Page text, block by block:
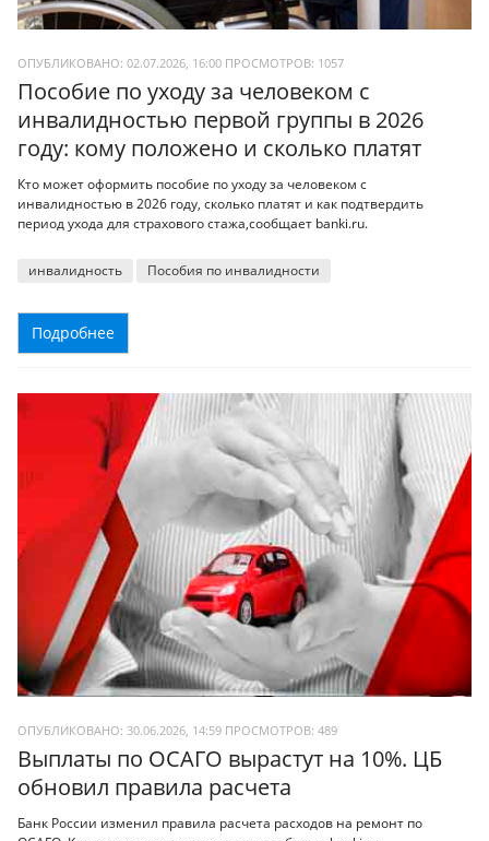
ОПУБЛИКОВАНО: 02.07.2026, 16:00 ПРОСМОТРОВ: 1057
Пособие по уходу за человеком с
инвалидностью первой группы в 2026
году: кому положено и сколько платят
Кто может оформить пособие по уходу за человеком с
инвалидностью в 2026 году, сколько платят и как подтвердить
период ухода для страхового стажа,сообщает banki.ru.
инвалидность Пособия по инвалидности
Подробнее
ОПУБЛИКОВАНО: 30.06.2026, 14:59 ПРОСМОТРОВ: 489
Выплаты по ОСАГО вырастут на 10%. ЦБ
обновил правила расчета
Банк России изменил правила расчета расходов на ремонт по